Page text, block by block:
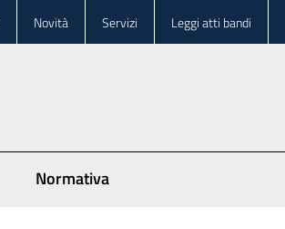
Novità Servizi Leggi atti bandi
Normativa